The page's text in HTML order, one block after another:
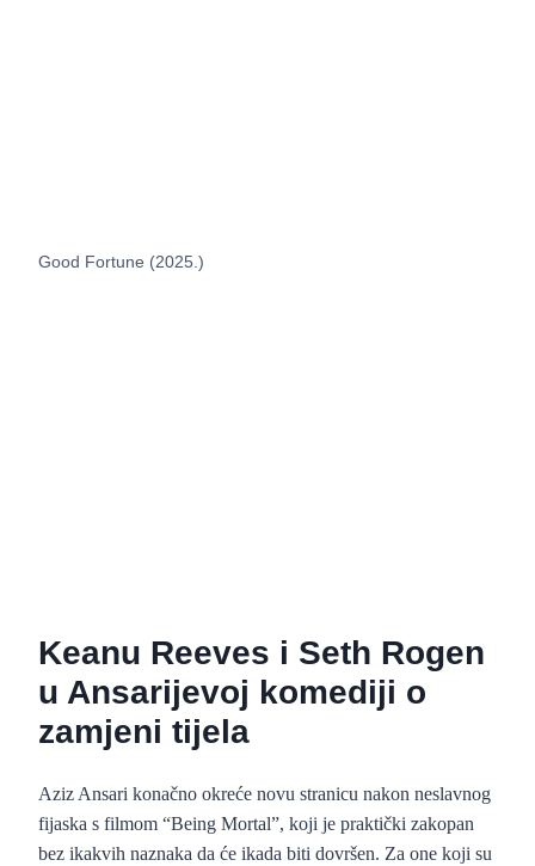
Good Fortune (2025.)
Keanu Reeves i Seth Rogen
u Ansarijevoj komediji o
zamjeni tijela
Aziz Ansari konačno okreće novu stranicu nakon neslavnog
fijaska s filmom “Being Mortal”, koji je praktički zakopan
bez ikakvih naznaka da će ikada biti dovršen. Za one koji su